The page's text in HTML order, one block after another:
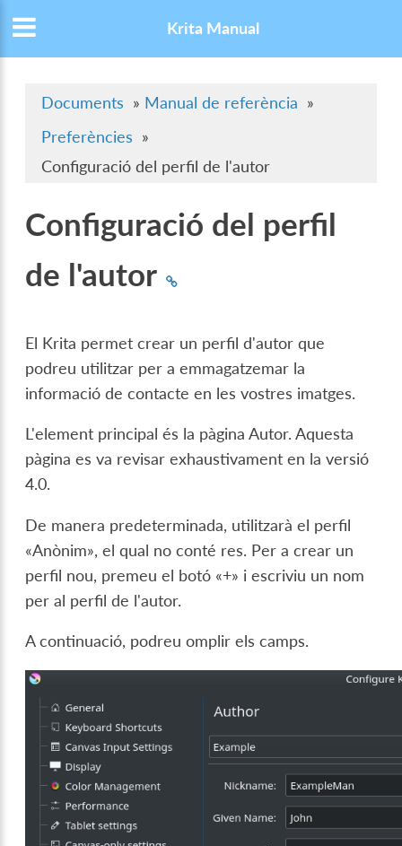
Krita Manual
Documents » Manual de referència »
Preferències »
Configuració del perfil de l'autor
Configuració del perfil
de l'autor
El Krita permet crear un perfil d'autor que
podreu utilitzar per a emmagatzemar la
informació de contacte en les vostres imatges.
L'element principal és la pàgina Autor. Aquesta
pàgina es va revisar exhaustivament en la versió
4.0.
De manera predeterminada, utilitzarà el perfil
«Anònim», el qual no conté res. Per a crear un
perfil nou, premeu el botó «+» i escriviu un nom
per al perfil de l'autor.
A continuació, podreu omplir els camps.